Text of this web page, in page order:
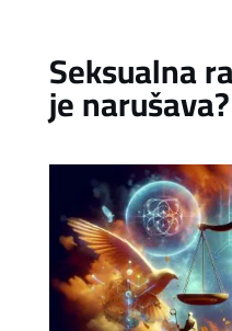
Seksualna
je narušava?